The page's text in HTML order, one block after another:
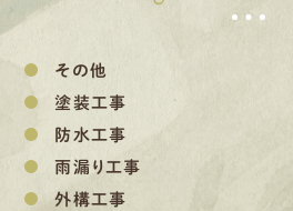
その他
塗装工事
防水工事
雨漏り工事
外構工事